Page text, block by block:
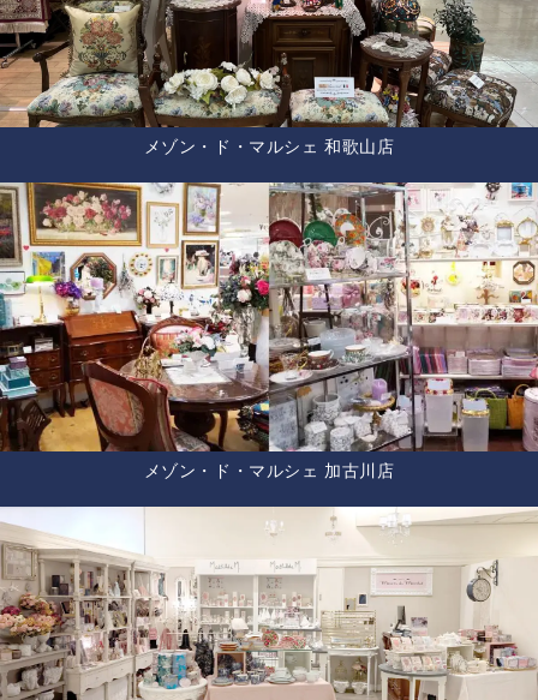
メゾン・ド・マルシェ 和歌山店
メゾン・ド・マルシェ 加古川店